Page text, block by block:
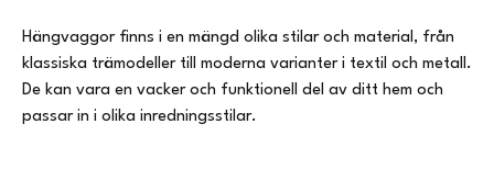
Hängvaggor finns i en mängd olika stilar och material, från
klassiska trämodeller till moderna varianter i textil och metall.
De kan vara en vacker och funktionell del av ditt hem och
passar in i olika inredningsstilar.